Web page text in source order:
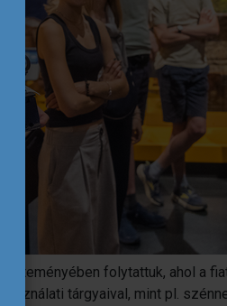
gyűjteményében folytattuk, ahol a
tárgyaival, mint pl.